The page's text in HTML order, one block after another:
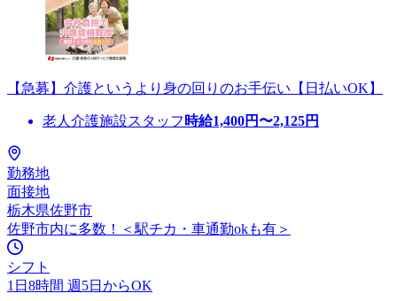
【急募】介護というより身の回りのお手伝い【日払いOK】
老人介護施設スタッフ 時給1,400円〜2,125円
勤務地
面接地
栃木県佐野市
佐野市内に多数！＜駅チカ・車通勤okも有＞
シフト
1日8時間 週5日からOK